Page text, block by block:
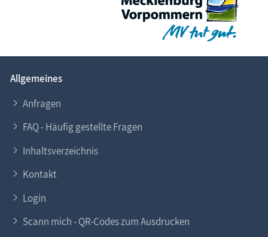
Allgemeines
Anfragen
FAQ - Häufig gestellte Fragen
Inhaltsverzeichnis
Kontakt
Login
Scann mich - QR-Codes zum Ausdrucken